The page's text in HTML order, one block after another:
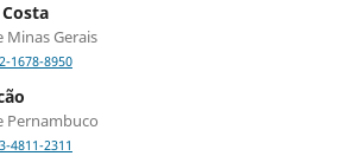
Minas Gerais
1678-8950
Pernambuco
4811-2311